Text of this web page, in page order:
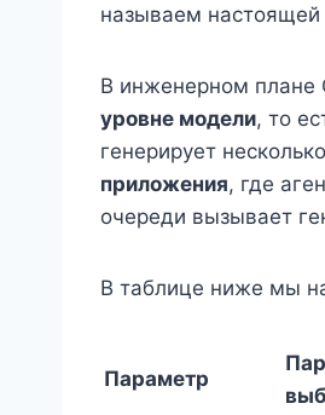
называем настоящей
В инженерном плане
уровне модели, то
генерирует
приложения, где
очереди вызывает
В таблице ниже мы
Параметр